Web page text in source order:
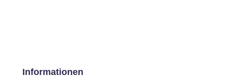
Informationen